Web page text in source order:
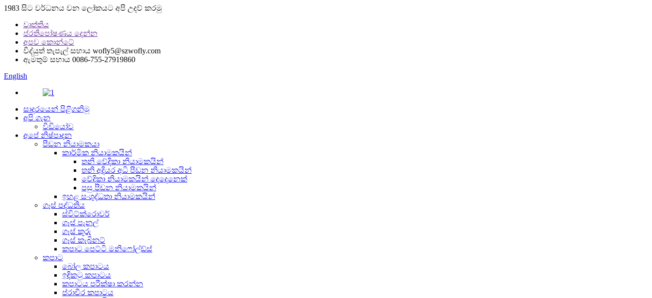
1983 සිට වර්ධනය වන ලෝකයට අපි උදව් කරමු
වෘත්තිය
ප්රතිපෝෂණය දෙන්න
අපව කොන්ටේ
විද්යුත් තැපැල් සහාය wofly5@szwofly.com
ඇමතුම් සහාය 0086-755-27919860
English
සාදරයෙන් පිළිගනිමු
අපි ගැන
වීඩියෝව
අපේ නිෂ්පාදන
පීඩන නියාමකයා
කාර්මික නියාමකයින්
තනි වේදිකා නියාමකයින්
තනි අදියර අධි පීඩන නියාමකයින්
වේදිකා නියාමකයින් දෙදෙනෙක්
පසු පීඩන නියාමකයින්
ඉහළ සංශුද්ධතා නියාමකයින්
ගෑස් පද්ධතිය
ස්විට්ක්රොවර්
ගෑස් පැනල්
ගෑස් කූරු
ගෑස් කැබිනට්
කපාට පෙට්ටි මනිෆෝල්ඩ්ස්
කපාට
බෝල කපාටය
ඉඳිකටු කපාටය
කපාටය පරීක්ෂා කරන්න
ප්රාචීර කපාටය